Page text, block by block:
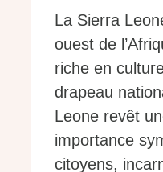
La Sierra
ouest de
riche en
drapeau
Leone revêt
importance
citoyens,